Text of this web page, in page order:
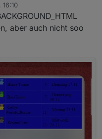
aber auch nicht soo